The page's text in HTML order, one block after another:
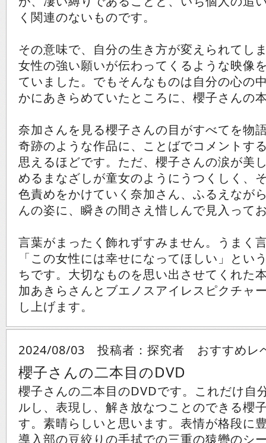
く関連のないものです。
その意味で、自分の生き方が変えられてし
女性の強い願いが伝わってくるような映像
ていました。でもそんなものは自分の心の
かにあきらめていたところに、櫻子さんの
奈加さんを見る櫻子さんの目がすべてを物
奇跡のような作品に、ことばでコメントす
思えるほどです。ただ、櫻子さんの涙が美
めるまなざしが童女のようにうつくしく、
色責めをかけていく奈加さん、ふるえなが
んの姿に、瞬きの間さえ惜しんで見入って
言葉がまったく飾れずすみません。うまく
「この女性には幸せになってほしい」とい
ちです。大切なものを思い出させてくれた
加あきらさんとブエノスアイレスピクチャ
し上げます。
2024/08/03 投稿者：探究者 おすすめレ
櫻子さんの二本目のDVD
櫻子さんの二本目のDVDです。これだけ自
ルし、表現し、解き放なつことのできる櫻
す。素晴らしいと思います。表情が格段に
導入部の豆絞りの手拭での三重の猿轡のシ